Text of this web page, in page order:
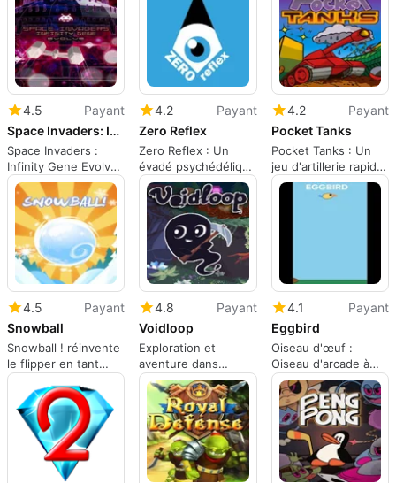
4.5
Payant
Space Invaders: Infinity Gene Evolve
Space Invaders :
Infinity Gene Evolve
rafraîchit le tir
d'arcade classique
4.2
Payant
Zero Reflex
Zero Reflex : Un
évadé psychédélique
et haute intensité
pour Mac
4.2
Payant
Pocket Tanks
Pocket Tanks : Un
jeu d'artillerie rapide
et amusant
4.5
Payant
Snowball
Snowball ! réinvente
le flipper en tant
qu'arcade
d'exploration
hivernale
4.8
Payant
Voidloop
Exploration et
aventure dans
Voidloop
4.1
Payant
Eggbird
Oiseau d'œuf :
Oiseau d'arcade à
une touche, œufs de
physique et défis
rapides